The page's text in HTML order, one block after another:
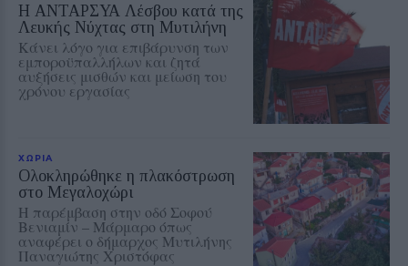
Η ΑΝΤΑΡΣΥΑ Λέσβου κατά της
Λευκής Νύχτας στη Μυτιλήνη
Κάνει λόγο για επιβάρυνση των
εμποροϋπαλλήλων και ζητά
αυξήσεις μισθών και μείωση του
χρόνου εργασίας
ΧΩΡΙΑ
Ολοκληρώθηκε η πλακόστρωση
στο Μεγαλοχώρι
Η παρέμβαση στην οδό Σοφού
Βενιαμίν – Μάρμαρο όπως
αναφέρει ο δήμαρχος Μυτιλήνης
Παναγιώτης Χριστόφας